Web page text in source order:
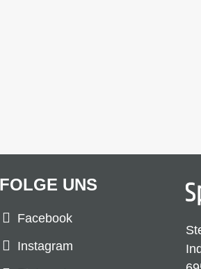
FOLGE UNS
Facebook
Instagram